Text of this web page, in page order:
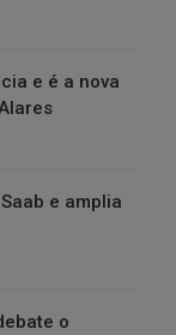
e é a nova
e amplia
o